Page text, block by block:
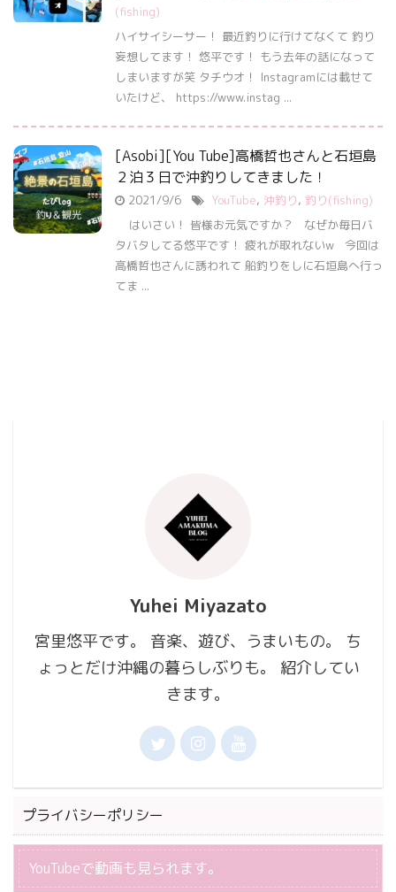
(fishing)
ハイサイシーサー！ 最近釣りに行けてなくて 釣り
妄想してます！ 悠平です！ もう去年の話になって
しまいますが笑 タチウオ！ Instagramには載せて
いたけど、 https://www.instag ...
[Asobi][You Tube]高橋哲也さんと石垣島
２泊３日で沖釣りしてきました！
2021/9/6 YouTube, 沖釣り, 釣り(fishing)
はいさい！ 皆様お元気ですか？ なぜか毎日バ
タバタしてる悠平です！ 疲れが取れないw 今回は
高橋哲也さんに誘われて 船釣りをしに石垣島へ行っ
てま ...
Yuhei Miyazato
宮里悠平です。 音楽、遊び、うまいもの。 ち
ょっとだけ沖縄の暮らしぶりも。 紹介してい
きます。
プライバシーポリシー
YouTubeで動画も見られます。